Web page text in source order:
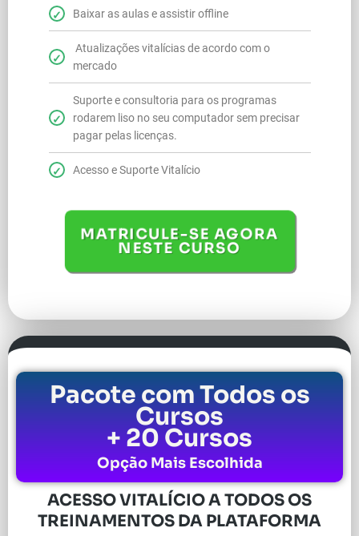
Baixar as aulas e assistir offline
Atualizações vitalícias de acordo com o
mercado
Suporte e consultoria para os programas
rodarem liso no seu computador sem precisar
pagar pelas licenças.
Acesso e Suporte Vitalício
MATRICULE-SE AGORA
NESTE CURSO
Pacote com Todos os
Cursos
+ 20 Cursos
Opção Mais Escolhida
ACESSO VITALÍCIO A TODOS OS
TREINAMENTOS DA PLATAFORMA